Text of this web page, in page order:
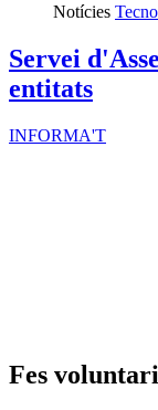
Notícies
Servei
entitats
INFORMA'T
Fes